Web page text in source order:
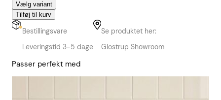
Vælg variant
Tilføj til kurv
Bestillingsvare
Leveringstid 3-5 dage
Se produktet her:
Glostrup Showroom
Passer perfekt med